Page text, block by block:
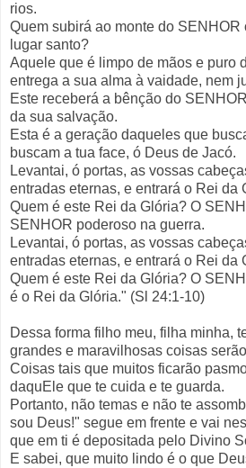
rios.
Quem subirá ao monte do SENHOR
lugar santo?
Aquele que é limpo de mãos e puro
entrega a sua alma à vaidade, nem
Este receberá a bênção do
da sua salvação.
Esta é a geração daqueles que
buscam a tua face, ó Deus de Jacó.
Levantai, ó portas, as vossas
entradas eternas, e entrará o Rei da
Quem é este Rei da Glória? O
SENHOR poderoso na guerra.
Levantai, ó portas, as vossas
entradas eternas, e entrará o Rei da
Quem é este Rei da Glória? O
é o Rei da Glória." (Sl 24:1-10)
Dessa forma filho meu, filha minha,
grandes e maravilhosas coisas
Coisas tais que muitos ficarão
daquEle que te cuida e te guarda.
Portanto, não temas e não te
sou Deus!" segue em frente e vai
que em ti é depositada pelo Divino
E sabei, que muito lindo é o que